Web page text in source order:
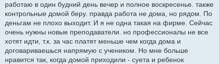
Sweety а вы не подскажете, как можно выйти на такую работу
(если в курсе конечно)
работаю в один будний день вечер и полное воскресенье. также
контрольные домой беру. правда работа не дома, но рядом. По
деньгам не плохо выходит. И я не одна такая на фирме. Сейчас
очень нужны новые преподаватели. но профессионалы не все
хотят идти, т.к. за час платят меньше чем когда дома и
договариваешься напрямую с учеником. Но мне больше
нравится так, когда домой приходили - суета и ребенок